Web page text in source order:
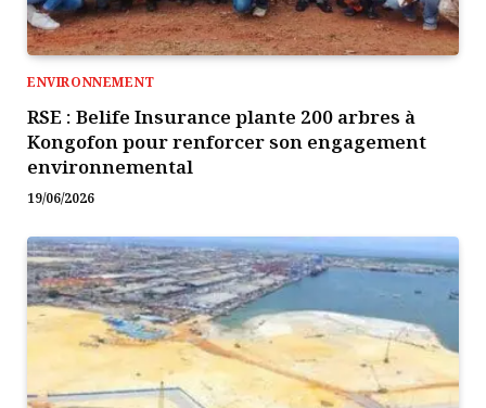
ENVIRONNEMENT
RSE : Belife Insurance plante 200 arbres à
Kongofon pour renforcer son engagement
environnemental
19/06/2026